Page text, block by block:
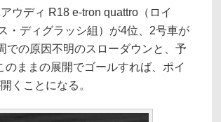
ウディ R18 e-tron quattro（ロイ
・ディグラッシ組）が4位、2号車が
での原因不明のスローダウンと、予
ままの展開でゴールすれば、ポイ
くことになる。